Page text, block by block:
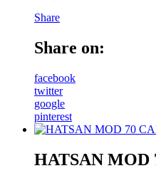
Share
Share on:
facebook
twitter
google
pinterest
HATSAN MOD